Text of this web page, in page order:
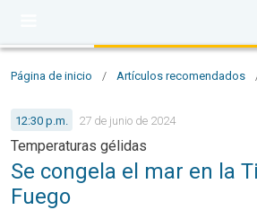
Página de inicio / Artículos recomendados
12:30 p.m. 27 de junio de 2024
Temperaturas gélidas
Se congela el mar en la
Fuego